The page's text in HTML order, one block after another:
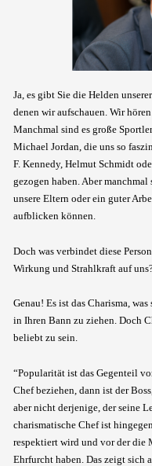
Ja, es gibt Sie die Helden
denen wir aufschauen. Wir
Manchmal sind es große
Michael Jordan, die uns so
F. Kennedy, Helmut Schmidt
gezogen haben. Aber
unsere Eltern oder ein guter
aufblicken können.
Doch was verbindet diese
Wirkung und Strahlkraft auf
Genau! Es ist das Charisma,
in Ihren Bann zu ziehen. Doch
beliebt zu sein.
“Popularität ist das Gegenteil
Chef beziehen, dann ist der
aber nicht derjenige, der seine
charismatische Chef ist
respektiert wird und vor der die
Ehrfurcht haben. Das zeigt sich